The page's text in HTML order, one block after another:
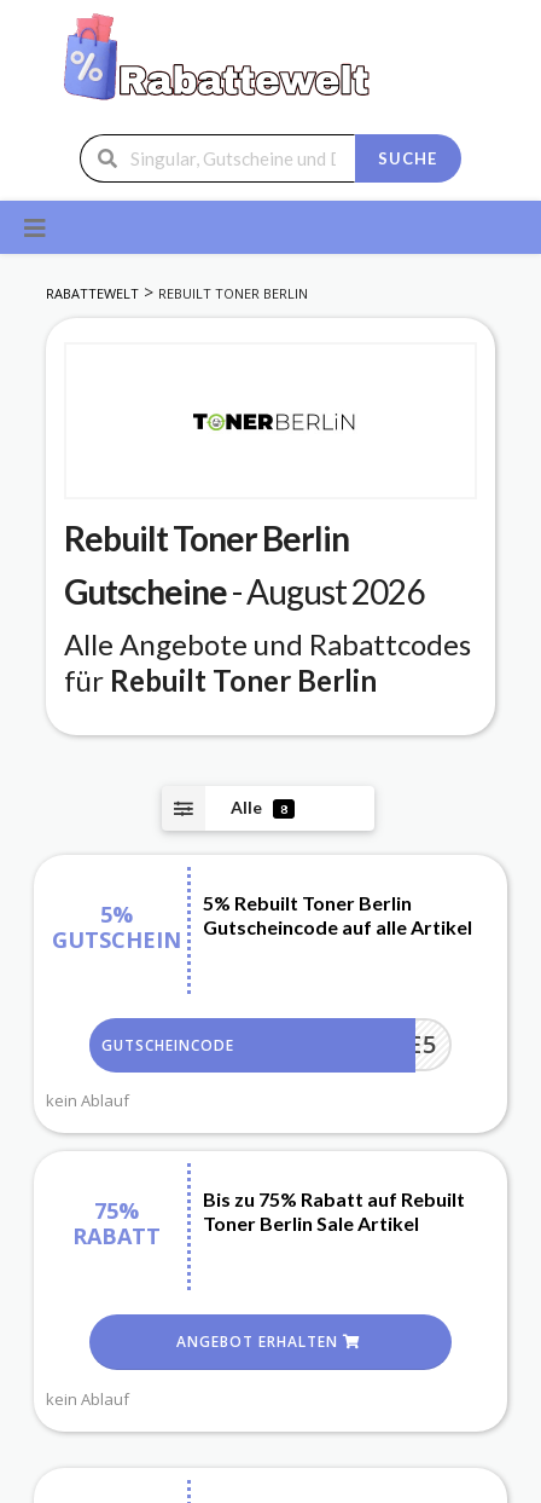
SUCHE
content
RABATTEWELT> REBUILT TONER BERLIN
Rebuilt Toner Berlin
Gutscheine- August 2026
Alle Angebote und Rabattcodes
für Rebuilt Toner Berlin
Alle 8
5%
GUTSCHEIN
5% Rebuilt Toner Berlin
Gutscheincode auf alle Artikel
DANKE5
GUTSCHEINCODE
kein Ablauf
75%
RABATT
Bis zu 75% Rabatt auf Rebuilt
Toner Berlin Sale Artikel
ANGEBOT ERHALTEN
kein Ablauf